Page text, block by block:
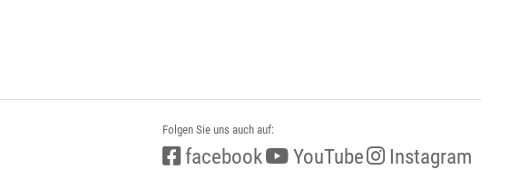
Folgen Sie uns auch auf:
facebook YouTube Instagram